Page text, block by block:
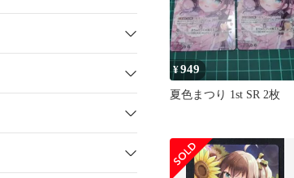
¥949
夏色まつり 1st SR 2枚